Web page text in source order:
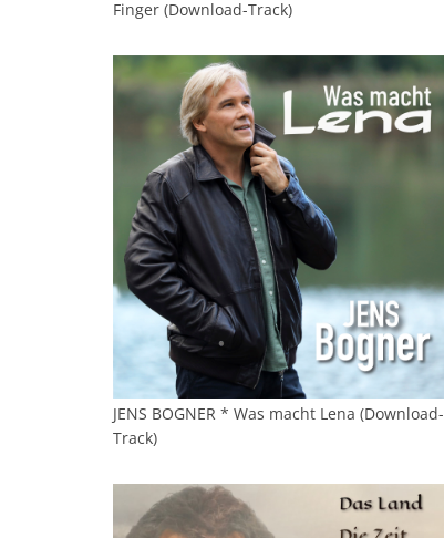
Finger (Download-Track)
JENS BOGNER * Was macht Lena (Download-
Track)